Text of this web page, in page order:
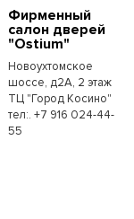
Фирменный
салон дверей
"Ostium"
Новоухтомское
шоссе, д2А, 2 этаж
ТЦ "Город Косино"
тел:. +7 916 024-44-
55